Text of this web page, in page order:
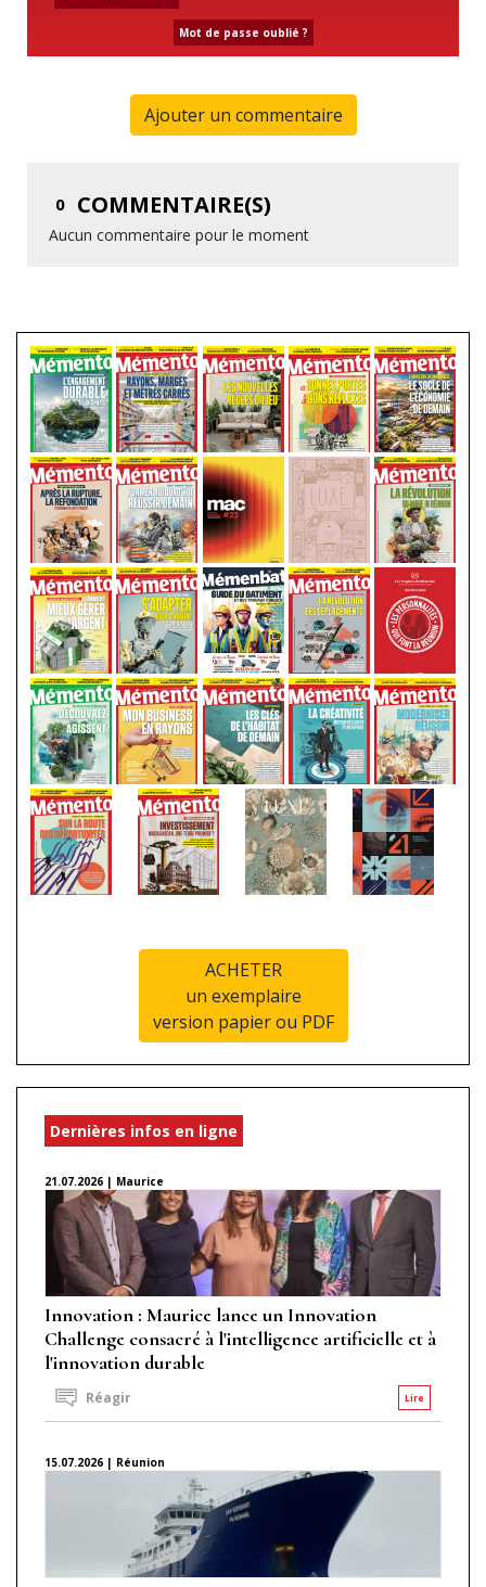
Mot de passe oublié ?
Ajouter un commentaire
0 COMMENTAIRE(S)
Aucun commentaire pour le moment
ACHETER
un exemplaire
version papier ou PDF
Dernières infos en ligne
21.07.2026 | Maurice
Innovation : Maurice lance un Innovation
Challenge consacré à l'intelligence artificielle et à
l'innovation durable
Lire
Réagir
15.07.2026 | Réunion